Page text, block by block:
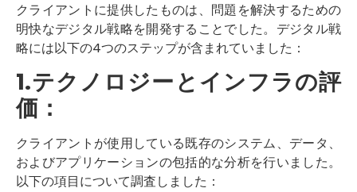
クライアントに提供したものは、問題を解決するための
明快なデジタル戦略を開発することでした。デジタル戦
略には以下の4つのステップが含まれていました：
1.テクノロジーとインフラの評
価：
クライアントが使用している既存のシステム、データ、
およびアプリケーションの包括的な分析を行いました。
以下の項目について調査しました：